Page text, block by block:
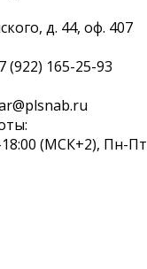
д. 44, оф. 407
(922) 165-25-93
(МСК+2), Пн-Пт